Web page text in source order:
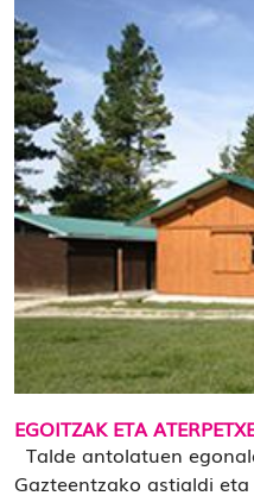
EGOITZAK ETA
Talde antolatuen
Gazteentzako astialdi